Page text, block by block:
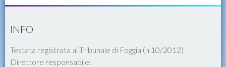
INFO
Testata registrata al Tribunale di Foggia (n.10/2012)
Direttore responsabile: